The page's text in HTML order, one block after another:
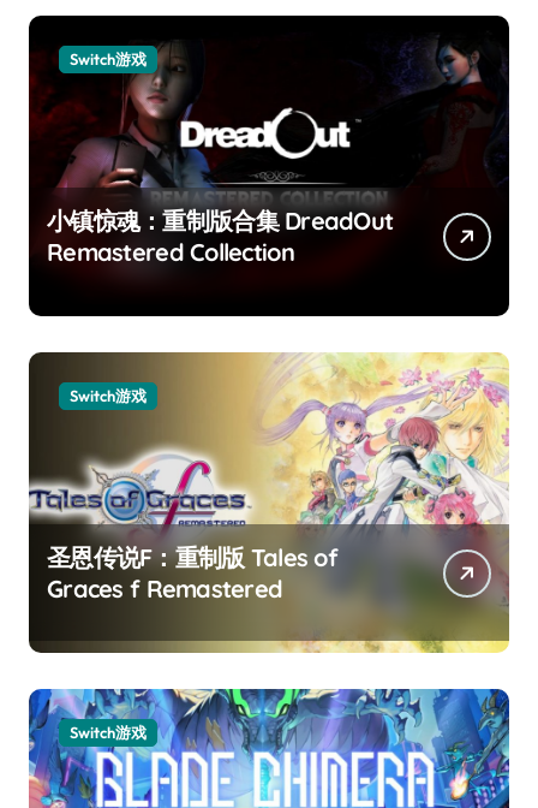
Switch游戏
小镇惊魂：重制版合集 DreadOut
Remastered Collection
Switch游戏
圣恩传说F：重制版 Tales of
Graces f Remastered
Switch游戏